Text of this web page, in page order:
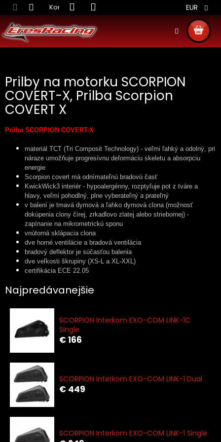
Prejsť
na
obsah
Kontakt Obchodné podmienky Doprava
EUR
KOŠÍK
Prilby na motorku SCORPION
COVERT-X, Prilba Scorpion
COVERT X
Prilba SCORPION COVERT-X
materiál TCT (Tri Composit Technology) - veľmi ľahký a odolný, pri
náraze umožňuje progresívnu deformáciu skeletu a absorpciu
energie
Scorpion covert má odnímateľnú bradovú časť
KwickWick3 interiér - hypoalergénny, rozptyľuje pot z tváre a
hlavy, veľmi pohodlný, plne vyberateľný a prateľný
v balení je tmavá dymová a ľahko dymová clona (možnosť
dokúpenia clony čírej, zrkadlovo zlatej alebo striebornej) -
zapínanie na mikrometrickú sponu
vnútorná sklápacia clona
dve horné ventilácie a bradová ventilácia
bradový deflektor je súčasťou balenia
dve veľkosti škrupiny (XS-L a XL-XXL)
certifikácia ECE 22.05
Najpredávanejšie
SCORPION Interkom EXO-COM LINK-1C
Single
€ 166
SCORPION Interkom EXO-COM LINK-1 Dual
€ 449
SCORPION Interkom EXO-COM LINK-1 Single